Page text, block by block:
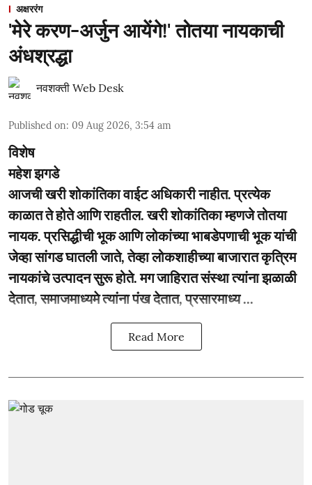
अक्षररंग
'मेरे करण-अर्जुन आयेंगे!' तोतया नायकाची
अंधश्रद्धा
नवशक्ती Web Desk
Published on: 09 Aug 2026, 3:54 am
विशेष
महेश झगडे
आजची खरी शोकांतिका वाईट अधिकारी नाहीत. प्रत्येक
काळात ते होते आणि राहतील. खरी शोकांतिका म्हणजे तोतया
नायक. प्रसिद्धीची भूक आणि लोकांच्या भाबडेपणाची भूक यांची
जेव्हा सांगड घातली जाते, तेव्हा लोकशाहीच्या बाजारात कृत्रिम
नायकांचे उत्पादन सुरू होते. मग जाहिरात संस्था त्यांना झळाळी
देतात, समाजमाध्यमे त्यांना पंख देतात, प्रसारमाध्य ...
Read More